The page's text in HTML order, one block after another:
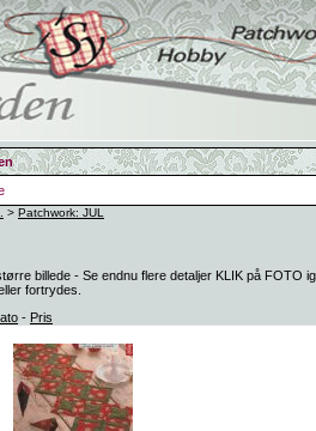
> Patchwork: JUL
billede - Se endnu flere detaljer KLIK på FOTO
fortrydes.
- Pris